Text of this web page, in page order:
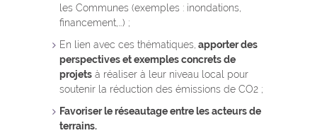
les Communes (exemples : inondations,
financement,…) ;
En lien avec ces thématiques, apporter des
perspectives et exemples concrets de
projets à réaliser à leur niveau local pour
soutenir la réduction des émissions de CO2 ;
Favoriser le réseautage entre les acteurs de
terrains.